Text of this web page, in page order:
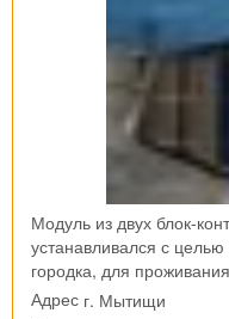
Модуль из двух блок-
устанавливался с
городка, для
Адрес г. Мытищи